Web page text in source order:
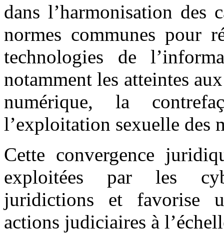
dans l’harmonisation des
normes communes pour
technologies de
notamment les atteintes
numérique, la
l’exploitation sexuelle des
Cette convergence
exploitées par les
juridictions et favorise
actions judiciaires à